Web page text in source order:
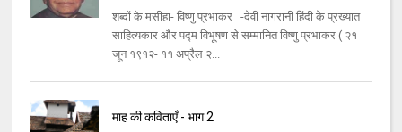
शब्दों के मसीहा- विष्णु प्रभाकर -देवी नागरानी हिंदी के प्रख्यात
साहित्यकार और पद्म विभूषण से सम्मानित विष्णु प्रभाकर ( २१
जून १९१२- ११ अप्रैल २...
माह की कविताएँ - भाग 2